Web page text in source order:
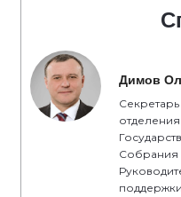
Димов
отделения
Собрания